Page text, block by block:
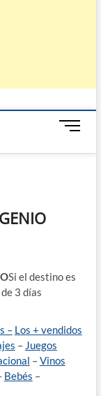
B
t
ú
Si el destino es
3 días
– Los + vendidos
– Juegos
–Vinos
Bebés –